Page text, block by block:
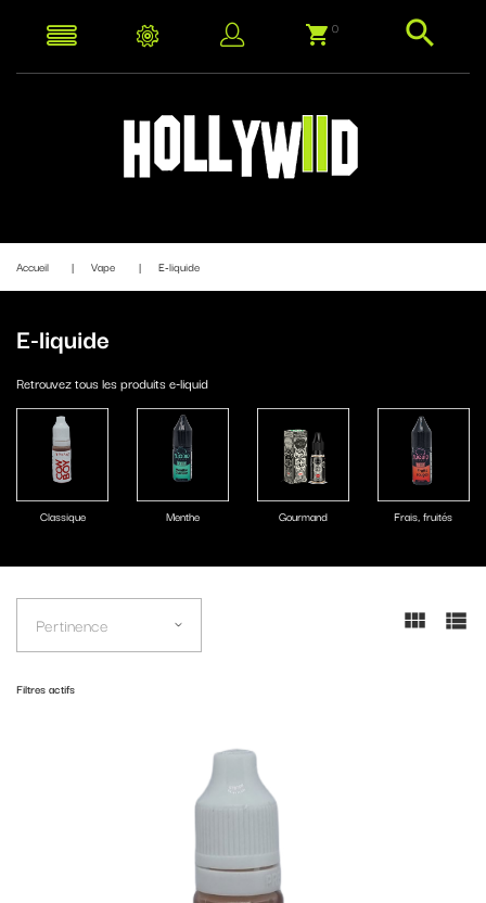
0
Accueil Vape E-liquide
E-liquide
Retrouvez tous les produits e-liquid
Classique Menthe Gourmand Frais, fruités
Pertinence
Filtres actifs